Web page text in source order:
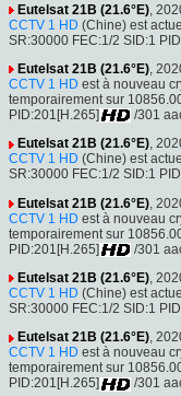
Eutelsat 21B (21.6°E) ,
CCTV 1 HD (Chine) est
SR:30000 FEC:1/2 SID:1
Eutelsat 21B (21.6°E),
CCTV 1 HD est à nouveau
temporairement sur
PID:201[H.265]
/301
Eutelsat 21B (21.6°E),
CCTV 1 HD (Chine) est
SR:30000 FEC:1/2 SID:1
Eutelsat 21B (21.6°E) ,
CCTV 1 HD est à nouveau
temporairement sur
PID:201[H.265]
/301
Eutelsat 21B (21.6°E),
CCTV 1 HD (Chine) est
SR:30000 FEC:1/2 SID:1
Eutelsat 21B (21.6°E),
CCTV 1 HD est à nouveau
temporairement sur
PID:201[H.265]
/301